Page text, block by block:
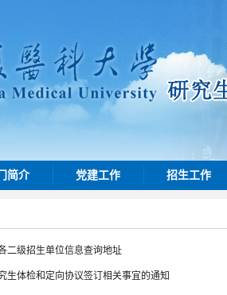
简介 党建工作 招生工作
二级招生单位信息查询地址
生体检和定向协议签订相关事宜的通知